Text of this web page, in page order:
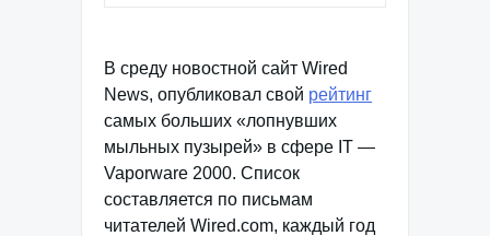
В среду новостной сайт Wired
News, опубликовал свой рейтинг
самых больших «лопнувших
мыльных пузырей» в сфере IT —
Vaporware 2000. Список
составляется по письмам
читателей Wired.com, каждый год